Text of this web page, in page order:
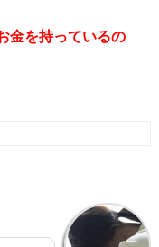
金を持っているの